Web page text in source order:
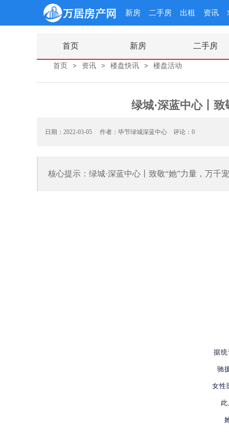
新房 二手房 出租 资讯
首页 新房 二手房
首页 > 资讯 > 楼盘快讯 > 楼盘活动
绿城·深蓝中心丨
日期：2022-03-05 作者：毕节绿城深蓝中心 评论：0
核心提示：绿城·深蓝中心丨致敬“她”力量，万千
据
驰
女性